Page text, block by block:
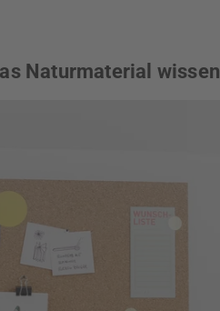
Naturmaterial wissen